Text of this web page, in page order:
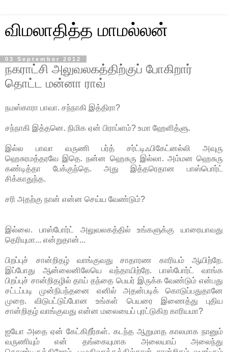
விமலாதித்த மாமல்லன்
03 September 2012
நகராட்சி அலுவலகத்திற்குப் போகிறார்
தொட்ட மன்னா ராவ்
நமஸ்காரா பாவா. சந்நாகி இத்திரா?
சந்நாகி இத்தனெ. நிமிக ஏன் பிராப்ளம்? உமா ஹேளித்ளு.
இல்ல பாவா வருணி பர்த் சர்ட்டிஃபிகேட்னல்லி அவுரு
ஹெசுரமத்தரவே இதெ. நன்ன ஹெசுரு இல்லா. அம்மன ஹெசுரு
கண்டித்தா பேக்குந்தெ. அது இத்தரெதான பாஸ்பொர்ட்
சிக்காதுந்த.
சரி அதற்கு நான் என்ன செய்ய வேண்டும்?
இல்லை. பாஸ்போர்ட் அலுவலகத்தில் உங்களுக்கு யாரையாவது
தெரியுமா... என்றுதான்...
பிறப்புச் சான்றிதழ் வாங்குவது சாதாரண காரியம் ஆயிற்றே.
இப்போது ஆன்லைனிலேயெ வந்தாயிற்றே. பாஸ்போர்ட் வாங்க
பிறப்புச் சான்றிதழில் தாய் தந்தை பெயர் இருக்க வேண்டும் என்பது
சட்டப்படி முன்நிபந்தனை எனில் அதன்படிக் கொடுப்பதுதானே
முறை. விடுபட்டுப்போன உங்கள் பெயரை இணைத்து புதிய
சான்றிதழ் வாங்குவது என்ன மலையைப் புரட்டுகிற காரியமா?
ஐயோ அதை ஏன் கேட்கிறீர்கள். கடந்த ஆறுமாத காலமாக நானும்
வருணியும் என் தங்கையுமாக அலையாய் அலைந்து